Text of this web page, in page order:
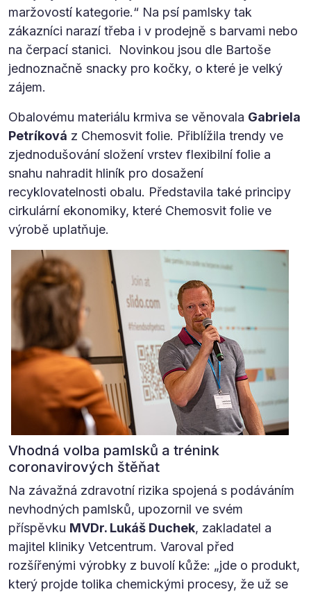
maržovostí kategorie.“ Na psí pamlsky tak
zákazníci narazí třeba i v prodejně s barvami nebo
na čerpací stanici. Novinkou jsou dle Bartoše
jednoznačně snacky pro kočky, o které je velký
zájem.
Obalovému materiálu krmiva se věnovala Gabriela
Petríková z Chemosvit folie. Přiblížila trendy ve
zjednodušování složení vrstev flexibilní folie a
snahu nahradit hliník pro dosažení
recyklovatelnosti obalu. Představila také principy
cirkulární ekonomiky, které Chemosvit folie ve
výrobě uplatňuje.
Vhodná volba pamlsků a trénink
coronavirových štěňat
Na závažná zdravotní rizika spojená s podáváním
nevhodných pamlsků, upozornil ve svém
příspěvku MVDr. Lukáš Duchek, zakladatel a
majitel kliniky Vetcentrum. Varoval před
rozšířenými výrobky z buvolí kůže: „jde o produkt,
který projde tolika chemickými procesy, že už se